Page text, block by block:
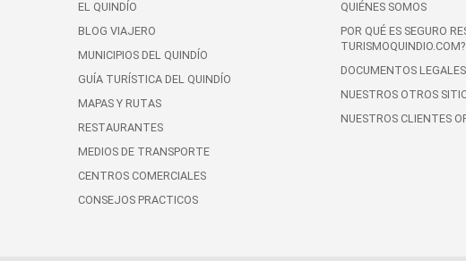
EL QUINDÍO
BLOG VIAJERO
MUNICIPIOS DEL QUINDÍO
GUÍA TURÍSTICA DEL QUINDÍO
MAPAS Y RUTAS
RESTAURANTES
MEDIOS DE TRANSPORTE
CENTROS COMERCIALES
CONSEJOS PRACTICOS
QUIÉNES SOMOS
POR QUÉ ES SEGURO
TURISMOQUINDIO.COM?
DOCUMENTOS LEGALES
NUESTROS OTROS
NUESTROS CLIENTES